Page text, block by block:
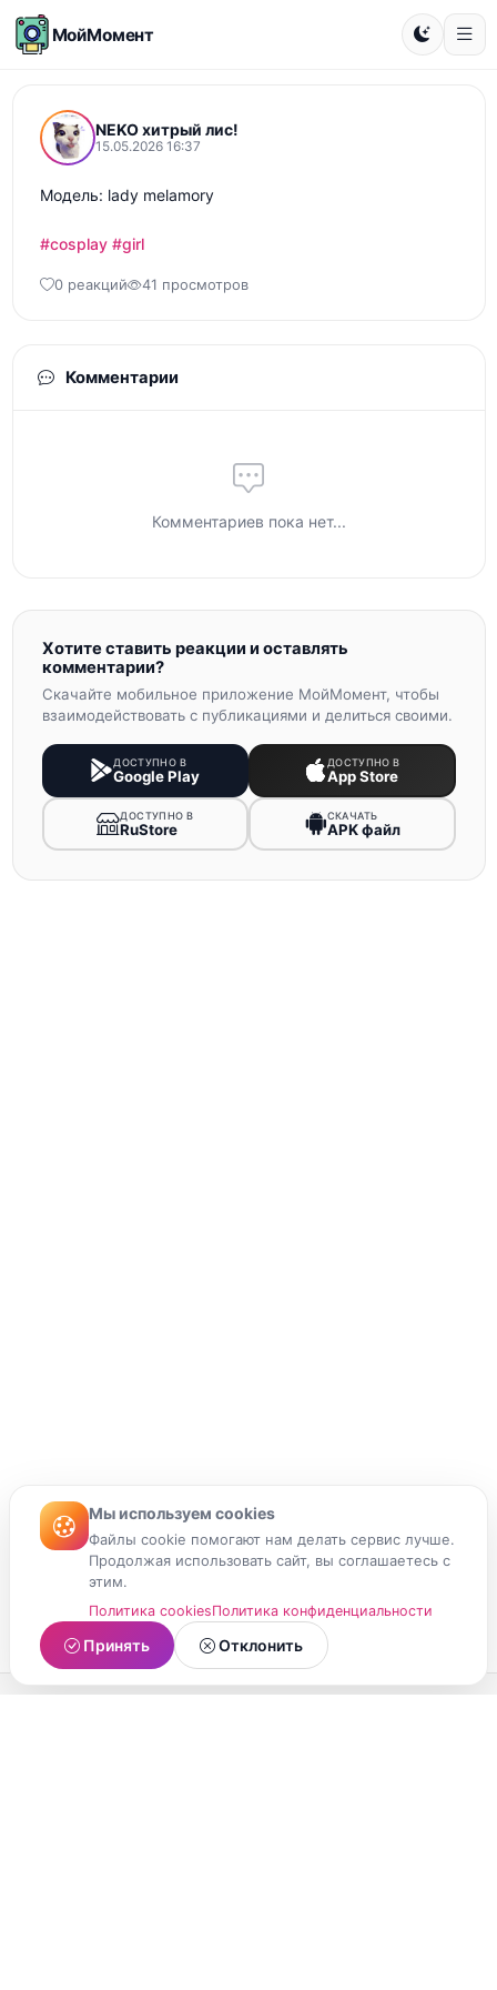
МойМомент
NEKO хитрый лис!
15.05.2026 16:37
Модель: lady melamory
#cosplay #girl
0 реакций 41 просмотров
Комментарии
Комментариев пока нет...
Хотите ставить реакции и оставлять
комментарии?
Скачайте мобильное приложение МойМомент, чтобы
взаимодействовать с публикациями и делиться своими.
ДОСТУПНО В
Google Play
ДОСТУПНО В
App Store
ДОСТУПНО В
RuStore
СКАЧАТЬ
APK файл
Мы используем cookies
Файлы cookie помогают нам делать сервис лучше.
Продолжая использовать сайт, вы соглашаетесь с
этим.
Политика cookiesПолитика конфиденциальности
Принять Отклонить